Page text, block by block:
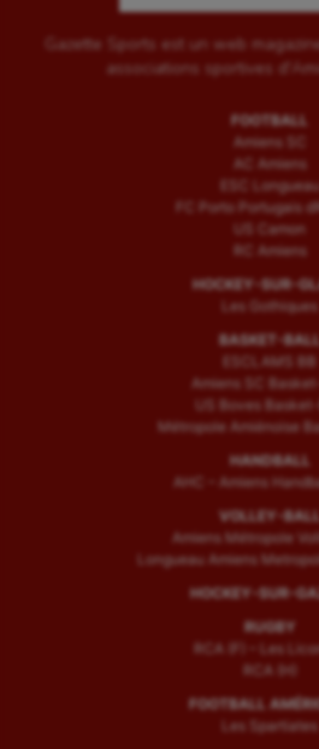
Gazette Sports est un web
associations sportives
FOOTBALL
Amiens SC
AC Amiens
ESC Longueau
FC Porto Portugais
US Camon
RC Amiens
HOCKEY-SUR-
Les Gothiques
BASKET-BALL
ESCLAMS BB
Amiens SC
US Boves
Métropole Amiénoise
HANDBALL
AHC – Amiens
VOLLEY-BALL
Amiens Métropole
Longueau Amiens
HOCKEY-SUR-
RUGBY
RCA (F) – Les
RCA (H)
FOOTBALL
Les Spartiates